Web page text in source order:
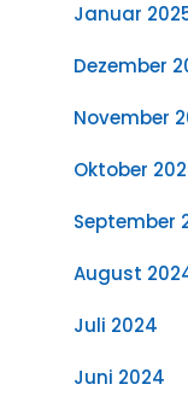
Januar
Dezember
November
Oktober
September
August
Juli 2024
Juni 2024